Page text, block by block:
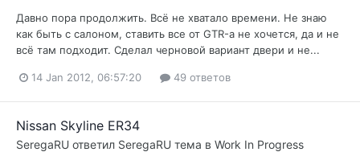
Давно пора продолжить. Всё не хватало времени. Не знаю
как быть с салоном, ставить все от GTR-а не хочется, да и не
всё там подходит. Сделал черновой вариант двери и не...
14 Jan 2012, 06:57:20 49 ответов
Nissan Skyline ER34
SeregaRU ответил SeregaRU тема в Work In Progress